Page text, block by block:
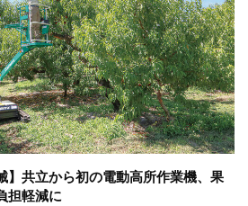
】共立から初の電動高所作業機、果
担軽減に